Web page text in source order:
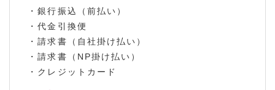
・銀行振込（前払い）
・代金引換便
・請求書（自社掛け払い）
・請求書（NP掛け払い）
・クレジットカード